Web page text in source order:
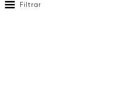
Filtrar